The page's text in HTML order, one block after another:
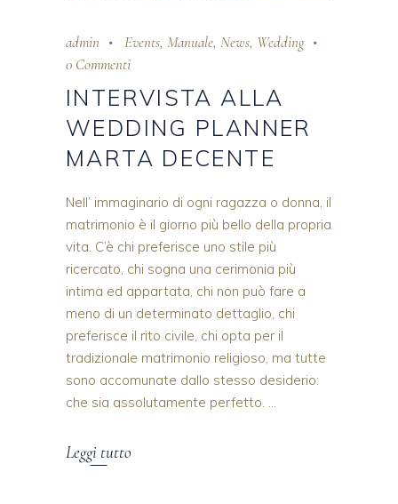
admin Events, Manuale, News, Wedding
0 Commenti
INTERVISTA ALLA
WEDDING PLANNER
MARTA DECENTE
Nell’ immaginario di ogni ragazza o donna, il
matrimonio è il giorno più bello della propria
vita. C’è chi preferisce uno stile più
ricercato, chi sogna una cerimonia più
intima ed appartata, chi non può fare a
meno di un determinato dettaglio, chi
preferisce il rito civile, chi opta per il
tradizionale matrimonio religioso, ma tutte
sono accomunate dallo stesso desiderio:
che sia assolutamente perfetto.
Leggi tutto